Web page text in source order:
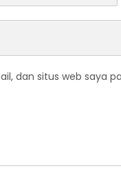
dan situs web saya